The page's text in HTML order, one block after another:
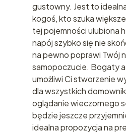
gustowny. Jest to
kogoś, kto szuka
tej pojemności ulubiona
napój szybko się nie
na pewno poprawi Twój
samopoczucie. Bogaty
umożliwi Ci stworzenie
dla wszystkich
oglądanie wieczornego
będzie jeszcze
idealna propozycja na